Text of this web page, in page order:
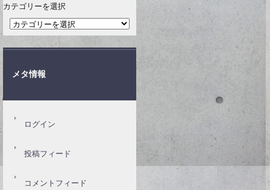
カテゴリーを選択
メタ情報
ログイン
投稿フィード
コメントフィード